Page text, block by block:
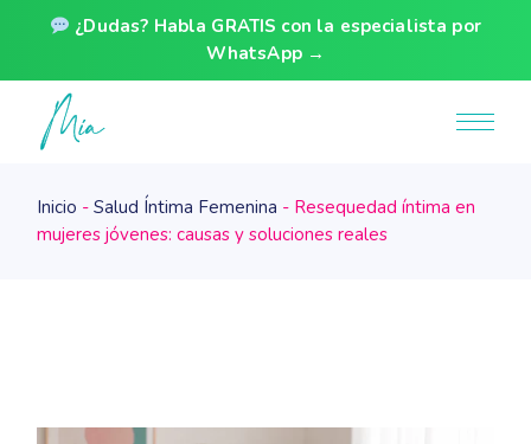
¿Dudas? Habla GRATIS con la especialista por
WhatsApp →
Skip
content
Inicio Salud Íntima Femenina
Resequedad íntima en
mujeres jóvenes: causas y soluciones reales